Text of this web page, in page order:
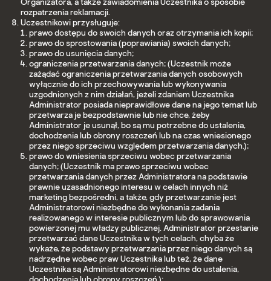
Organizatora, a także zawiadomienia Uczestnika o sposobie
rozpatrzenia reklamacji.
Uczestnikowi przysługuje:
prawo dostępu do swoich danych oraz otrzymania ich kopii;
prawo do sprostowania (poprawiania) swoich danych;
prawo do usunięcia danych;
ograniczenia przetwarzania danych; (Uczestnik może
zażądać ograniczenia przetwarzania danych osobowych
wyłącznie do ich przechowywania lub wykonywania
uzgodnionych z nim działań, jeżeli zdaniem Uczestnika
Administrator posiada nieprawidłowe dane na jego temat lub
przetwarza je bezpodstawnie lub nie chce, żeby
Administrator je usunął, bo są mu potrzebne do ustalenia,
dochodzenia lub obrony roszczeń lub na czas wniesionego
przez niego sprzeciwu względem przetwarzania danych.);
prawo do wniesienia sprzeciwu wobec przetwarzania
danych; (Uczestnik ma prawo sprzeciwu wobec
przetwarzania danych przez Administratora na podstawie
prawnie uzasadnionego interesu w celach innych niż
marketing bezpośredni, a także, gdy przetwarzanie jest
Administratorowi niezbędne do wykonania zadania
realizowanego w interesie publicznym lub do sprawowania
powierzonej mu władzy publicznej. Administrator przestanie
przetwarzać dane Uczestnika w tych celach, chyba że
wykaże, że podstawy przetwarzania przez niego danych są
nadrzędne wobec praw Uczestnika lub też, że dane
Uczestnika są Administratorowi niezbędne do ustalenia,